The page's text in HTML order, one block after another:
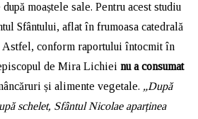
moaștele sale. Pentru acest studiu
Sfântului, aflat în frumoasa catedrală
conform raportului întocmit în
de Mira Lichieinu a consumat
și alimente vegetale. „După
schelet, Sfântul Nicolae aparținea